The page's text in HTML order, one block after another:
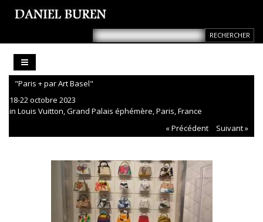
"Paris + par Art Basel"
18-22 octobre 2023
in Louis Vuitton, Grand Palais éphémère, Paris, France
« Précédent
Suivant »